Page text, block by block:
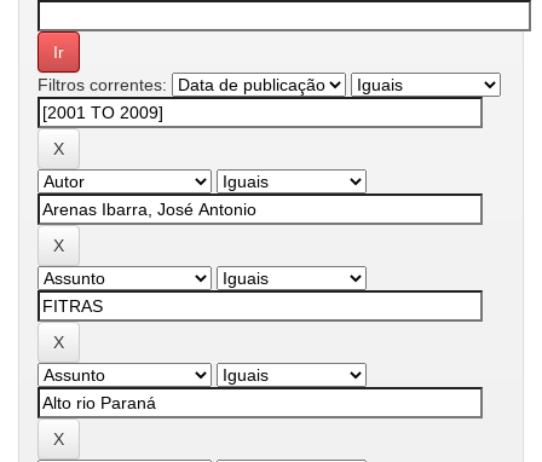
Filtros correntes: